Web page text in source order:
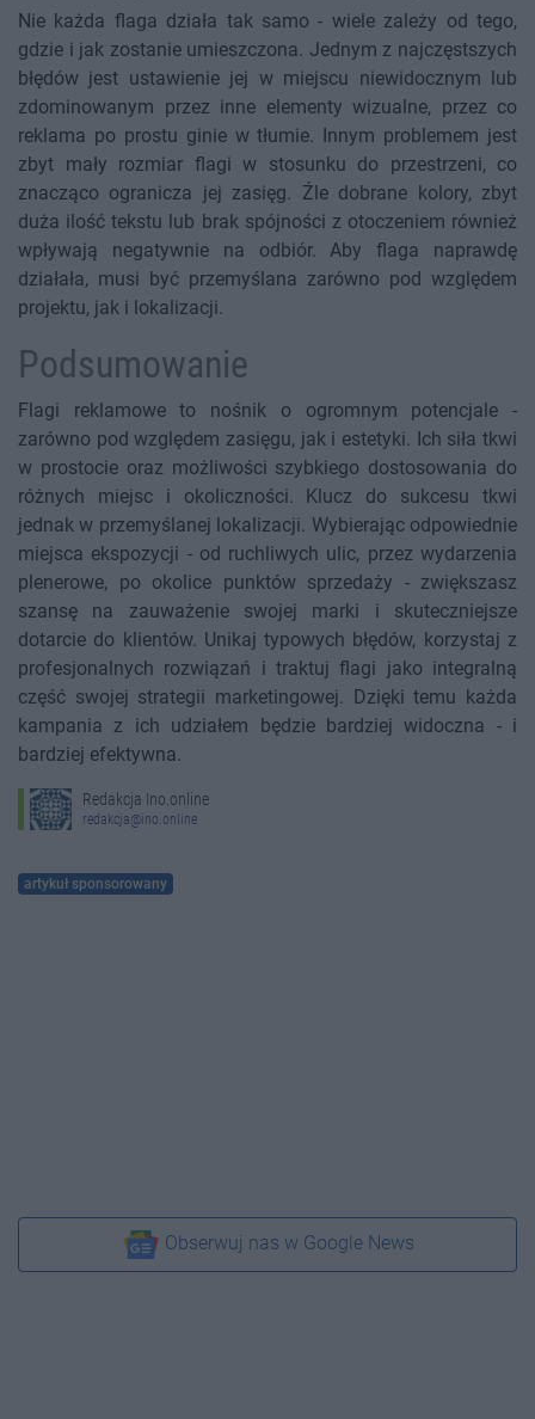
Nie każda flaga działa tak samo - wiele zależy od tego,
gdzie i jak zostanie umieszczona. Jednym z najczęstszych
błędów jest ustawienie jej w miejscu niewidocznym lub
zdominowanym przez inne elementy wizualne, przez co
reklama po prostu ginie w tłumie. Innym problemem jest
zbyt mały rozmiar flagi w stosunku do przestrzeni, co
znacząco ogranicza jej zasięg. Źle dobrane kolory, zbyt
duża ilość tekstu lub brak spójności z otoczeniem również
wpływają negatywnie na odbiór. Aby flaga naprawdę
działała, musi być przemyślana zarówno pod względem
projektu, jak i lokalizacji.
Podsumowanie
Flagi reklamowe to nośnik o ogromnym potencjale -
zarówno pod względem zasięgu, jak i estetyki. Ich siła tkwi
w prostocie oraz możliwości szybkiego dostosowania do
różnych miejsc i okoliczności. Klucz do sukcesu tkwi
jednak w przemyślanej lokalizacji. Wybierając odpowiednie
miejsca ekspozycji - od ruchliwych ulic, przez wydarzenia
plenerowe, po okolice punktów sprzedaży - zwiększasz
szansę na zauważenie swojej marki i skuteczniejsze
dotarcie do klientów. Unikaj typowych błędów, korzystaj z
profesjonalnych rozwiązań i traktuj flagi jako integralną
część swojej strategii marketingowej. Dzięki temu każda
kampania z ich udziałem będzie bardziej widoczna - i
bardziej efektywna.
Redakcja Ino.online
redakcja@ino.online
artykuł sponsorowany
Obserwuj nas w Google News